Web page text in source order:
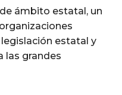
ámbito estatal, un
estatal y
las grandes